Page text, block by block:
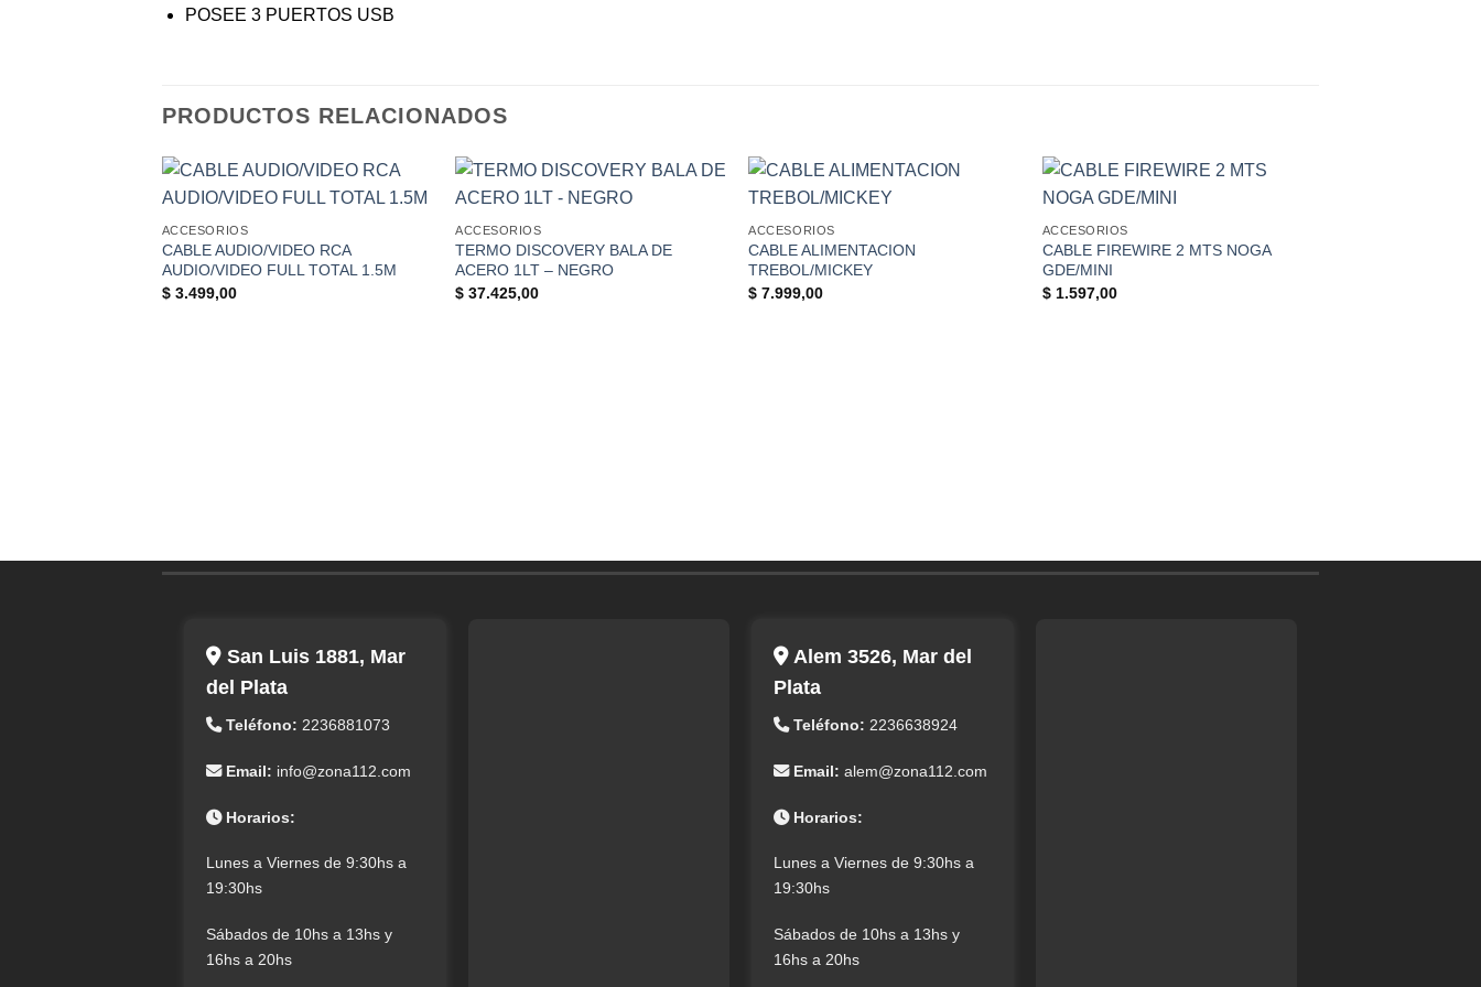
POSEE 3 PUERTOS USB
PRODUCTOS RELACIONADOS
+
ACCESORIOS
CABLE AUDIO/VIDEO RCA
AUDIO/VIDEO FULL TOTAL 1.5M
$3.499,00
+
ACCESORIOS
TERMO DISCOVERY BALA DE
ACERO 1LT – NEGRO
$ 37.425,00
+
ACCESORIOS
CABLE ALIMENTACION
TREBOL/MICKEY
$ 7.999,00
+
ACCESORIOS
CABLE FIREWIRE 2 MTS NOGA
GDE/MINI
$1.597,00
San Luis 1881, Mar
del Plata
Teléfono: 2236881073
Email: info@zona112.com
Horarios:
Lunes a Viernes de 9:30hs a
19:30hs
Sábados de 10hs a 13hs y
16hs a 20hs
Alem 3526, Mar del
Plata
Teléfono: 2236638924
Email: alem@zona112.com
Horarios:
Lunes a Viernes de 9:30hs a
19:30hs
Sábados de 10hs a 13hs y
16hs a 20hs